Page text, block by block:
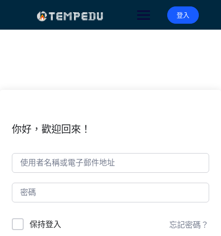
登入
你好，歡迎回來！
保持登入 忘記密碼？